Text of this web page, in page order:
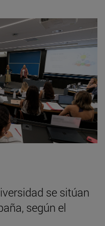
se sitúan
según el